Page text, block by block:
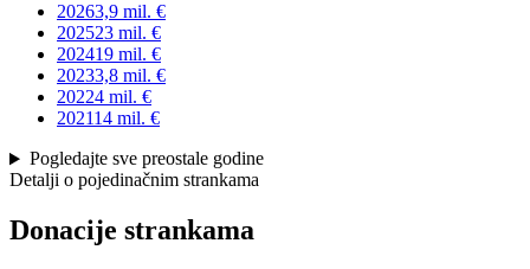
20263,9 mil. €
202523 mil. €
202419 mil. €
20233,8 mil. €
20224 mil. €
202114 mil. €
Pogledajte sve preostale godine
Detalji o pojedinačnim strankama
Donacije strankama